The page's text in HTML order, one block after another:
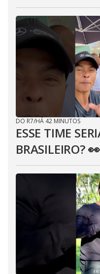
DO R7/HÁ 42 MINUTOS
ESSE TIME
BRASILEIRO? 👀